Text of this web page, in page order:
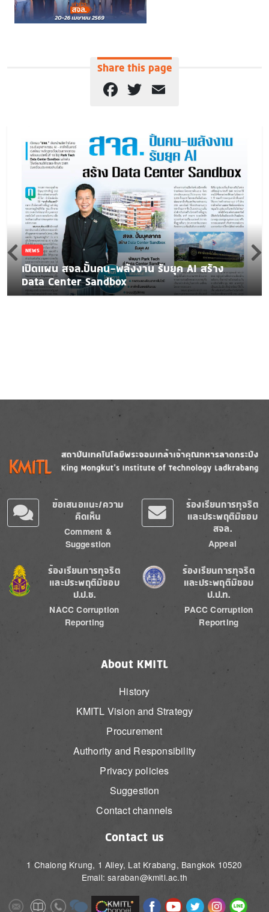
Share this page
Facebook
Twitter
NEWS
เปิดแผน สจล.ปั้นคน-พลังงาน รับยุค AI สร้าง
Data Center Sandbox
Image
ข้อเสนอแนะ/ความ
คิดเห็น
Comment &
Suggestion
ร้องเรียนการทุจริต
และประพฤติมิชอบ
สจล.
Appeal
Image
ร้องเรียนการทุจริต
และประพฤติมิชอบ
ป.ป.ช.
NACC Corruption
Reporting
Image
ร้องเรียนการทุจริต
และประพฤติมิชอบ
ป.ป.ท.
PACC Corruption
Reporting
About KMITL
History
KMITL Vision and Strategy
Procurement
Authority and Responsibility
Privacy policies
Suggestion
Contact channels
Contact us
1 Chalong Krung, 1 Alley, Lat Krabang, Bangkok 10520
Email: saraban@kmitl.ac.th
ImageImageImageImage Image ImageImageImageImageImage